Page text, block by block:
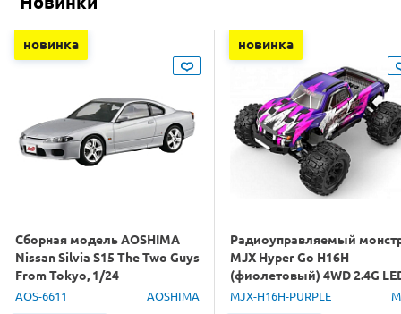
новинка
Сборная модель AOSHIMA
Nissan Silvia S15 The Two Guys
From Tokyo, 1/24
AOS-6611 AOSHIMA
новинка
Радиоуправляемый
MJX Hyper Go H16H
(фиолетовый) 4WD 2.4G
GPS 1/16 RTR
MJX-H16H-PURPLE